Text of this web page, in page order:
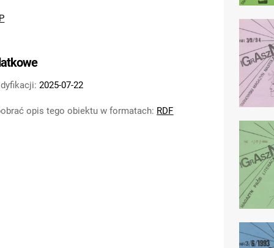
2025-07-22
opis tego obiektu w formatach: RDF